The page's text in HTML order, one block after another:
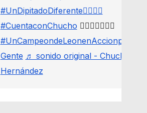
#UnDipitadoDiferente🙋🏽‍♂️⚖️
#CuentaconChucho 🙋🏾‍♂️✌🏾☝🏾
#UnCampeondeLeonenAccionporLa
Gente ♬ sonido original - Chucho
Hernández